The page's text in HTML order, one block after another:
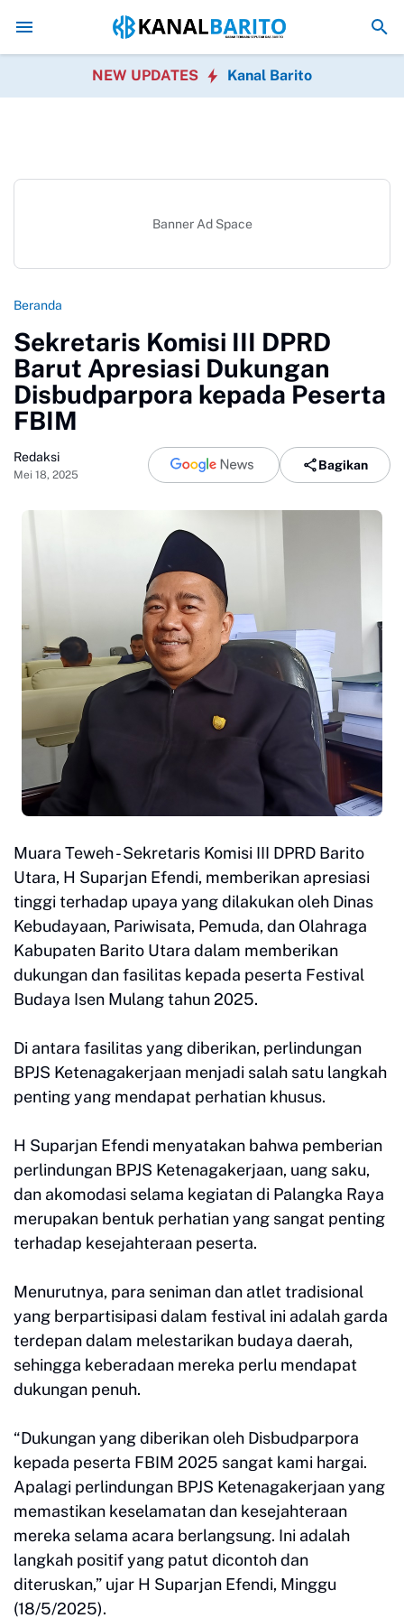
Kaji Tiru ke Kulon Progo, Pemkab Barito Utara Perkuat
NEW UPDATES Kanal Barito
Banner Ad Space
Beranda
Sekretaris Komisi III DPRD
Barut Apresiasi Dukungan
Disbudparpora kepada Peserta
FBIM
Redaksi
Mei 18, 2025
Bagikan
Muara Teweh - Sekretaris Komisi III DPRD Barito
Utara, H Suparjan Efendi, memberikan apresiasi
tinggi terhadap upaya yang dilakukan oleh Dinas
Kebudayaan, Pariwisata, Pemuda, dan Olahraga
Kabupaten Barito Utara dalam memberikan
dukungan dan fasilitas kepada peserta Festival
Budaya Isen Mulang tahun 2025.
Di antara fasilitas yang diberikan, perlindungan
BPJS Ketenagakerjaan menjadi salah satu langkah
penting yang mendapat perhatian khusus.
H Suparjan Efendi menyatakan bahwa pemberian
perlindungan BPJS Ketenagakerjaan, uang saku,
dan akomodasi selama kegiatan di Palangka Raya
merupakan bentuk perhatian yang sangat penting
terhadap kesejahteraan peserta.
Menurutnya, para seniman dan atlet tradisional
yang berpartisipasi dalam festival ini adalah garda
terdepan dalam melestarikan budaya daerah,
sehingga keberadaan mereka perlu mendapat
dukungan penuh.
“Dukungan yang diberikan oleh Disbudparpora
kepada peserta FBIM 2025 sangat kami hargai.
Apalagi perlindungan BPJS Ketenagakerjaan yang
memastikan keselamatan dan kesejahteraan
mereka selama acara berlangsung. Ini adalah
langkah positif yang patut dicontoh dan
diteruskan,” ujar H Suparjan Efendi, Minggu
(18/5/2025).